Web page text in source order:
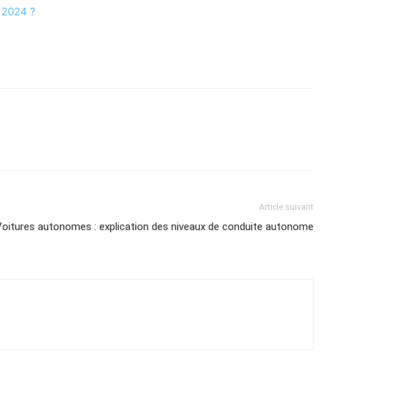
?
Article suivant
autonomes : explication des niveaux de conduite autonome